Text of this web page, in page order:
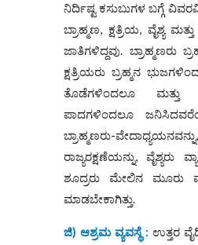
ನಿರ್ದಿಷ್ಟ ಕಸುಬುಗಳ ಬಗ್ಗೆ
ಬ್ರಾಹ್ಮಣ, ಕ್ಷತ್ರಿಯ, ವೈಶ್ಯ
ಜಾತಿಗಳಿದ್ದವು. ಬ್ರಾಹ್ಮಣರು
ಕ್ಷತ್ರಿಯರು ಬ್ರಹ್ಮನ
ತೊಡೆಗಳಿಂದಲೂ ಮತ್ತು
ಪಾದಗಳಿಂದಲೂ
ಬ್ರಾಹ್ಮಣರು-
ರಾಜ್ಯರಕ್ಷಣೆಯನ್ನು, ವೈಶ್ಯರು
ಶೂದ್ರರು ಮೇಲಿನ ಮೂರು
ಮಾಡಬೇಕಾಗಿತ್ತು.
ಜಿ) ಆಶ್ರಮ ವ್ಯವಸ್ಥೆ : ಉತ್ತರ